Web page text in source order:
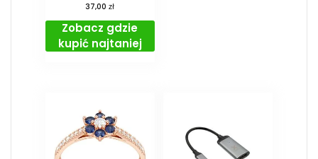
37,00zł
Zobacz gdzie
kupić najtaniej